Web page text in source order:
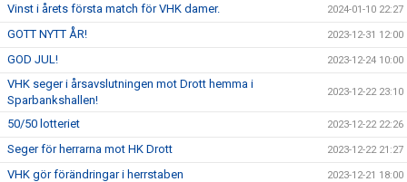
Vinst i årets första match för VHK damer. 2024-01-10 22:27
GOTT NYTT ÅR! 2023-12-31 12:00
GOD JUL! 2023-12-24 10:00
VHK seger i årsavslutningen mot Drott hemma i
Sparbankshallen!
2023-12-22 23:10
50/50 lotteriet 2023-12-22 22:26
Seger för herrarna mot HK Drott 2023-12-22 21:27
VHK gör förändringar i herrstaben 2023-12-21 18:00